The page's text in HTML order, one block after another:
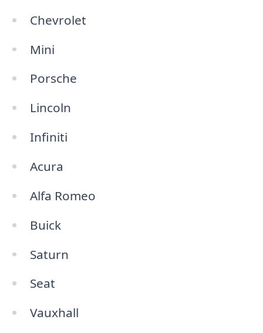
Chevrolet
Mini
Porsche
Lincoln
Infiniti
Acura
Alfa Romeo
Buick
Saturn
Seat
Vauxhall